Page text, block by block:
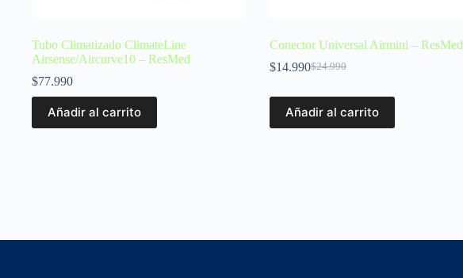
Tubo Climatizado ClimateLine
Airsense/Aircurve10 – ResMed
$77.990
Añadir al carrito
Conector Universal Airmini – ResMed
$24.990
$14.990
Añadir al carrito